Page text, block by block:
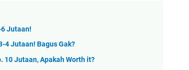
Jutaan!
4 Jutaan! Bagus Gak?
10 Jutaan, Apakah Worth it?